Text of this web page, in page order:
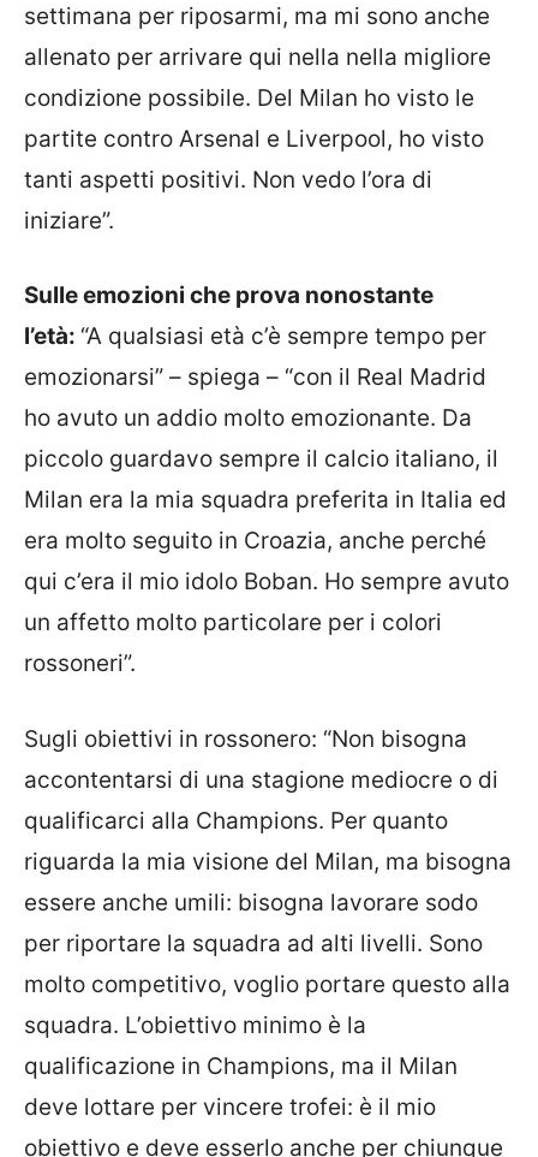
settimana per riposarmi, ma mi sono anche
allenato per arrivare qui nella nella migliore
condizione possibile. Del Milan ho visto le
partite contro Arsenal e Liverpool, ho visto
tanti aspetti positivi. Non vedo l’ora di
iniziare”.
Sulle emozioni che prova nonostante
l’età: “A qualsiasi età c’è sempre tempo per
emozionarsi” – spiega – “con il Real Madrid
ho avuto un addio molto emozionante. Da
piccolo guardavo sempre il calcio italiano, il
Milan era la mia squadra preferita in Italia ed
era molto seguito in Croazia, anche perché
qui c’era il mio idolo Boban. Ho sempre avuto
un affetto molto particolare per i colori
rossoneri”.
Sugli obiettivi in rossonero: “Non bisogna
accontentarsi di una stagione mediocre o di
qualificarci alla Champions. Per quanto
riguarda la mia visione del Milan, ma bisogna
essere anche umili: bisogna lavorare sodo
per riportare la squadra ad alti livelli. Sono
molto competitivo, voglio portare questo alla
squadra. L’obiettivo minimo è la
qualificazione in Champions, ma il Milan
deve lottare per vincere trofei: è il mio
obiettivo e deve esserlo anche per chiunque